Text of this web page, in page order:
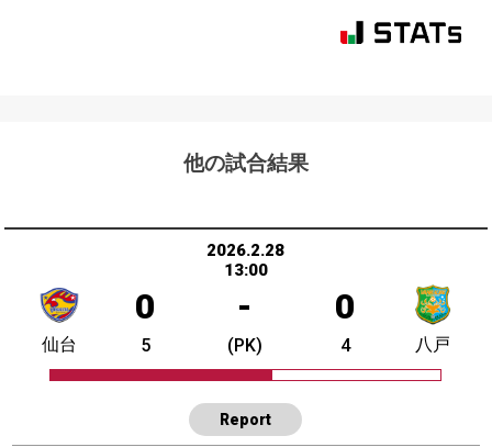
他の試合結果
2026.2.28
13:00
0 - 0
仙台 5 (PK) 4 八戸
Report